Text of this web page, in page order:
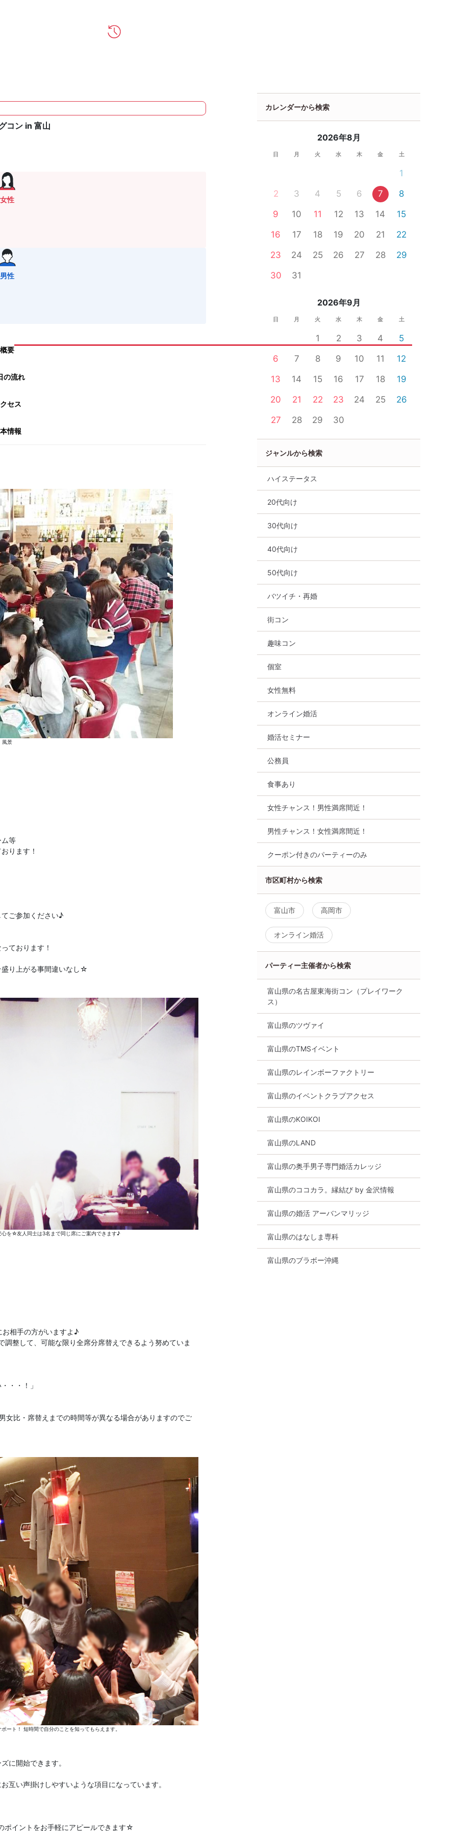
コン in 富山
女性
男性
概要
の流れ
セス
情報
風景
等
ります！
ご参加ください♪
ております！
盛り上がる事間違いなし☆
を☆友人同士は3名まで同じ席にご案内できます♪
相手の方がいますよ♪
整して、可能な限り全席分席替えできるよう努めていま
・・！」
比・席替えまでの時間等が異なる場合がありますのでご
ート！ 短時間で自分のことを知ってもらえます。
に開始できます。
互い声掛けしやすいような項目になっています。
ポイントをお手軽にアピールできます☆
カレンダーから検索
2026年8月
日 月 火 水 木 金 土
1
2
3 4 5 6 7
8
9
10 11 12 13 14
15
16
17 18 19 20 21
22
23
24 25 26 27 28
29
30
31
2026年9月
日 月 火 水 木 金 土
1 2 3 4
5
6
7 8 9 10 11
12
13
14 15 16 17 18
19
20
21 22 23 24 25
26
27
28 29 30
ジャンルから検索
ハイステータス
20代向け
30代向け
40代向け
50代向け
バツイチ・再婚
街コン
趣味コン
個室
女性無料
オンライン婚活
婚活セミナー
公務員
食事あり
女性チャンス！男性満席間近！
男性チャンス！女性満席間近！
クーポン付きのパーティーのみ
市区町村から検索
富山市 高岡市
オンライン婚活
パーティー主催者から検索
富山県の名古屋東海街コン（プレイワーク
ス）
富山県のツヴァイ
富山県のTMSイベント
富山県のレインボーファクトリー
富山県のイベントクラブアクセス
富山県のKOIKOI
富山県のLAND
富山県の奥手男子専門婚活カレッジ
富山県のココカラ。縁結び by 金沢情報
富山県の婚活 アーバンマリッジ
富山県のはなしま専科
富山県のブラボー沖縄